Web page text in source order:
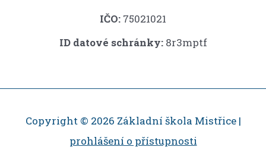
IČO: 75021021
ID datové schránky:8r3mptf
Copyright © 2026 Základní škola Mistřice |
prohlášení o přístupnosti